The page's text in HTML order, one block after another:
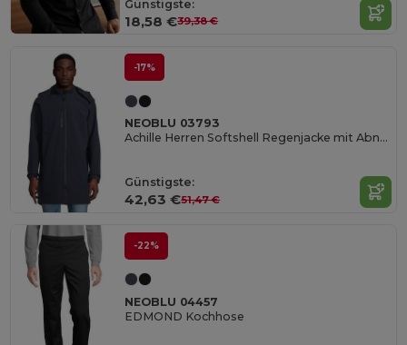
Günstigste:
18,58 €39,38 €
-17%
NEOBLU 03793
Achille Herren Softshell Regenjacke mit Abnehmbarer Kapuze
Günstigste:
42,63 €51,47 €
-22%
NEOBLU 04457
EDMOND Kochhose